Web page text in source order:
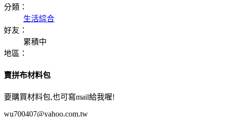
分類：
生活綜合
好友：
累積中
地區：
賣拼布材料包
要購買材料包,也可寫mail給我喔!
wu700407@yahoo.com.tw